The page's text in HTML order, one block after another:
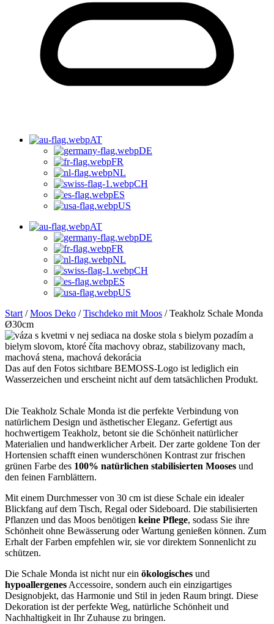
AT
DE
FR
NL
CH
ES
US
AT
DE
FR
NL
CH
ES
US
Start /Moos Deko /Tischdeko mit Moos / Teakholz Schale Monda
Ø30cm
Das auf den Fotos sichtbare BEMOSS-Logo ist lediglich ein
Wasserzeichen und erscheint nicht auf dem tatsächlichen Produkt.
Die Teakholz Schale Monda ist die perfekte Verbindung von
natürlichem Design und ästhetischer Eleganz. Gefertigt aus
hochwertigem Teakholz, betont sie die Schönheit natürlicher
Materialien und handwerklicher Arbeit. Der zarte goldene Ton der
Hortensien schafft einen wunderschönen Kontrast zur frischen
grünen Farbe des 100% natürlichen stabilisierten Mooses und
den feinen Farnblättern.
Mit einem Durchmesser von 30 cm ist diese Schale ein idealer
Blickfang auf dem Tisch, Regal oder Sideboard. Die stabilisierten
Pflanzen und das Moos benötigen keine Pflege, sodass Sie ihre
Schönheit ohne Bewässerung oder Wartung genießen können. Zum
Erhalt der Farben empfehlen wir, sie vor direktem Sonnenlicht zu
schützen.
Die Schale Monda ist nicht nur ein ökologisches und
hypoallergenes Accessoire, sondern auch ein einzigartiges
Designobjekt, das Harmonie und Stil in jeden Raum bringt. Diese
Dekoration ist der perfekte Weg, natürliche Schönheit und
Nachhaltigkeit in Ihr Zuhause zu bringen.